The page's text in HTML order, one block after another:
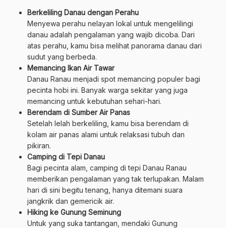
Berkeliling Danau dengan Perahu
Menyewa perahu nelayan lokal untuk mengelilingi
danau adalah pengalaman yang wajib dicoba. Dari
atas perahu, kamu bisa melihat panorama danau dari
sudut yang berbeda.
Memancing Ikan Air Tawar
Danau Ranau menjadi spot memancing populer bagi
pecinta hobi ini. Banyak warga sekitar yang juga
memancing untuk kebutuhan sehari-hari.
Berendam di Sumber Air Panas
Setelah lelah berkeliling, kamu bisa berendam di
kolam air panas alami untuk relaksasi tubuh dan
pikiran.
Camping di Tepi Danau
Bagi pecinta alam, camping di tepi Danau Ranau
memberikan pengalaman yang tak terlupakan. Malam
hari di sini begitu tenang, hanya ditemani suara
jangkrik dan gemericik air.
Hiking ke Gunung Seminung
Untuk yang suka tantangan, mendaki Gunung